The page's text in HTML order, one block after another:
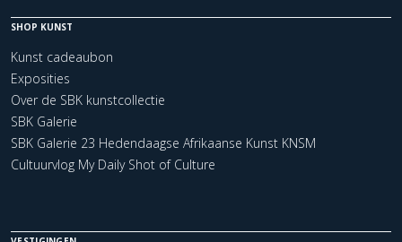
SHOP KUNST
Kunst cadeaubon
Exposities
Over de SBK kunstcollectie
SBK Galerie
SBK Galerie 23 Hedendaagse Afrikaanse Kunst KNSM
Cultuurvlog My Daily Shot of Culture